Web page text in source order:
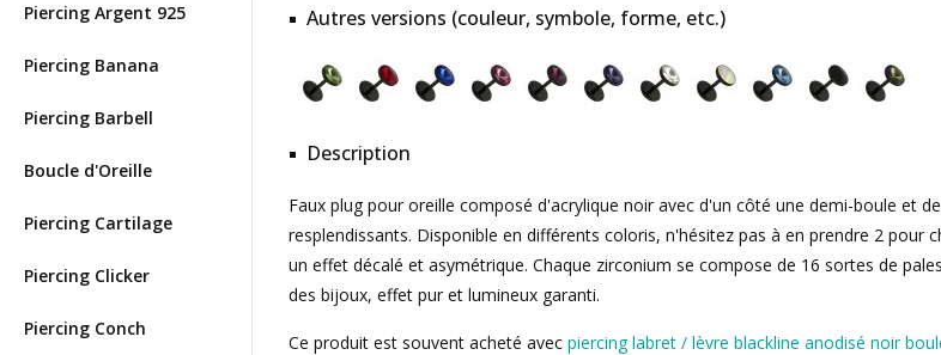
Piercing Argent 925
Piercing Banana
Piercing Barbell
Boucle d'Oreille
Piercing Cartilage
Piercing Clicker
Piercing Conch
Autres versions (couleur, symbole, forme, etc.)
Description
Faux plug pour oreille composé d'acrylique noir avec d'un côté une demi-boule et
resplendissants. Disponible en différents coloris, n'hésitez pas à en prendre 2
un effet décalé et asymétrique. Chaque zirconium se compose de 16 sortes de
des bijoux, effet pur et lumineux garanti.
Ce produit est souvent acheté avec piercing labret / lèvre blackline anodisé noir